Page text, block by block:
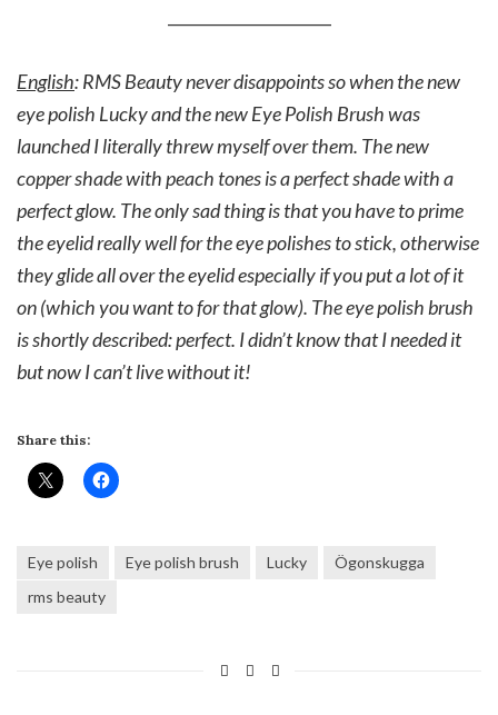
English: RMS Beauty never disappoints so when the new
eye polish Lucky and the new Eye Polish Brush was
launched I literally threw myself over them. The new
copper shade with peach tones is a perfect shade with a
perfect glow. The only sad thing is that you have to prime
the eyelid really well for the eye polishes to stick, otherwise
they glide all over the eyelid especially if you put a lot of it
on (which you want to for that glow). The eye polish brush
is shortly described: perfect. I didn’t know that I needed it
but now I can’t live without it!
Share this:
Eye polish Eye polish brush Lucky
Ögonskugga
rms beauty